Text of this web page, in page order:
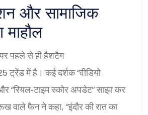
और सामाजिक
माहौल
पहले से ही हैशटैग
ट्रेंड में है। कई दर्शक “वीडियो
“रियल‑टाइम स्कोर अपडेट” साझा कर
वाले फैन ने कहा, “इंदौर की रात का